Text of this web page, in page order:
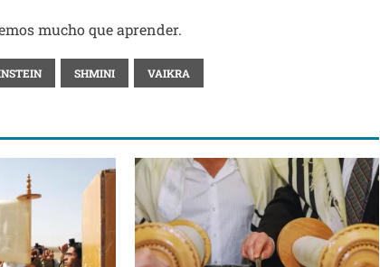
mucho que aprender.
SHMINI VAIKRA